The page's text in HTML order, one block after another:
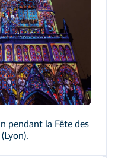
pendant la Fête des